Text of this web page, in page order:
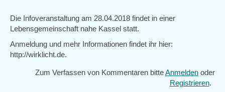
Die Infoveranstaltung am 28.04.2018 findet in einer
Lebensgemeinschaft nahe Kassel statt.
Anmeldung und mehr Informationen findet ihr hier:
http://wirklicht.de.
Zum Verfassen von Kommentaren bitteAnmelden oder
Registrieren.